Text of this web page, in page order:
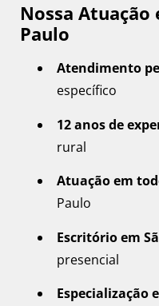
Nossa
Paulo
Atendimento
específico
12 anos de
rural
Atuação em
Paulo
Escritório em
presencial
Especialização